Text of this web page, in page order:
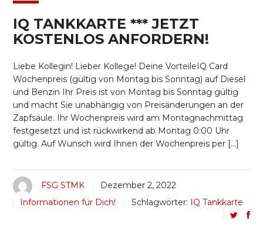
IQ TANKKARTE *** JETZT
KOSTENLOS ANFORDERN!
Liebe Kollegin! Lieber Kollege! Deine VorteileIQ Card
Wochenpreis (gültig von Montag bis Sonntag) auf Diesel
und Benzin Ihr Preis ist von Montag bis Sonntag gültig
und macht Sie unabhängig von Preisänderungen an der
Zapfsäule. Ihr Wochenpreis wird am Montagnachmittag
festgesetzt und ist rückwirkend ab Montag 0:00 Uhr
gültig. Auf Wunsch wird Ihnen der Wochenpreis per […]
FSG STMK
Dezember 2, 2022
Informationen für Dich!
Schlagwörter: IQ Tankkarte